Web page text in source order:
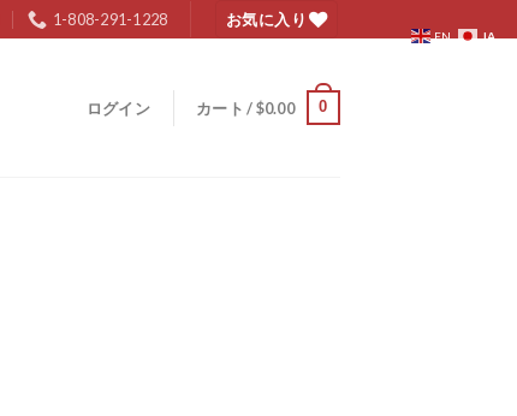
1-808-291-1228 お気に入り
ログイン カート /$0.00 0
EN JA